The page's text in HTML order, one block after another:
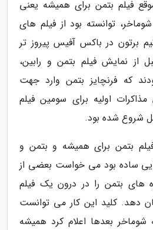
فیلم بتمن برای همیشه یعنی
توانسته بود از فیلم های
برتون در باکس آفیس پیروز تر
از نمایش فیلم بتمن و رابین،
که فرنچایز بتمن وارد جهت
اولیه برای سومین فیلم
شروع شده بود.
بتمن برای همیشه و بتمن و
ساده بود می خواست بعضی از
های بتمن را در درون یک فیلم
دهد. کلید این کار می توانست
شوماخر بعدها اعلام کرد همیشه